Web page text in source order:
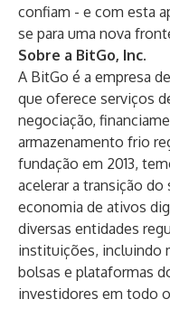
confiam - e com esta
se para uma nova
Sobre a BitGo, Inc.
A BitGo é a empresa
que oferece serviços
negociação,
armazenamento frio
fundação em 2013,
acelerar a transição
economia de ativos
diversas entidades
instituições, incluindo
bolsas e plataformas
investidores em todo